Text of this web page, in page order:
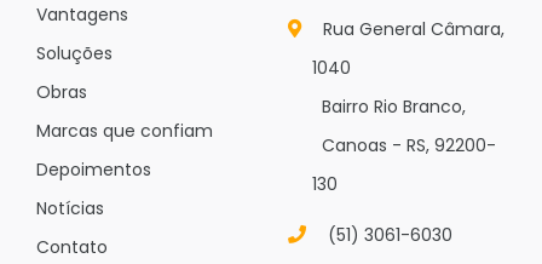
Vantagens
Soluções
Obras
Marcas que confiam
Depoimentos
Notícias
Contato
Rua General Câmara,
1040
Bairro Rio Branco,
Canoas - RS, 92200-
130
(51) 3061-6030